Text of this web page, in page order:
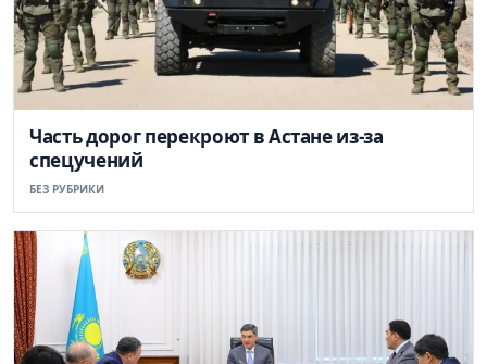
Часть дорог перекроют в Астане из-за
спецучений
БЕЗ РУБРИКИ